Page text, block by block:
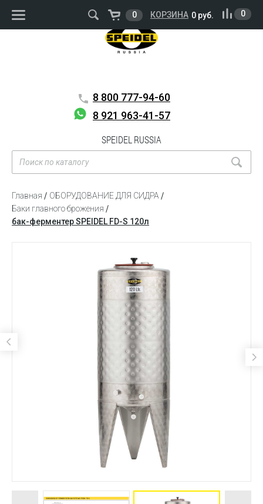
ВОЙТИ РЕГИСТРАЦИЯ
8 800 777-94-60
8 921 963-41-57
SPEIDEL RUSSIA
0 КОРЗИНА 0 руб. 0
Главная
ОБОРУДОВАНИЕ ДЛЯ СИДРА
Баки главного брожения
бак-ферментер SPEIDEL FD-S 120л